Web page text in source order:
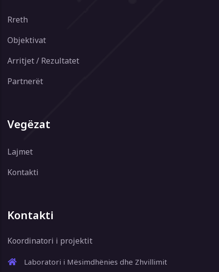
Rreth
Objektivat
Arritjet / Rezultatet
Partnerët
Vegëzat
Lajmet
Kontakti
Kontakti
Koordinatori i projektit
Laboratori i Mësimdhënies dhe Zhvillimit